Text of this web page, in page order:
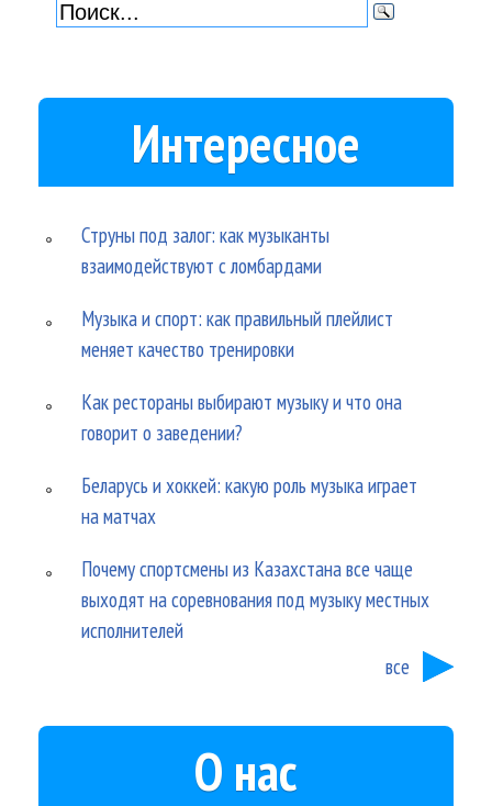
Интересное
Струны под залог: как музыканты
взаимодействуют с ломбардами
Музыка и спорт: как правильный плейлист
меняет качество тренировки
Как рестораны выбирают музыку и что она
говорит о заведении?
Беларусь и хоккей: какую роль музыка играет
на матчах
Почему спортсмены из Казахстана все чаще
выходят на соревнования под музыку местных
исполнителей
все
О нас